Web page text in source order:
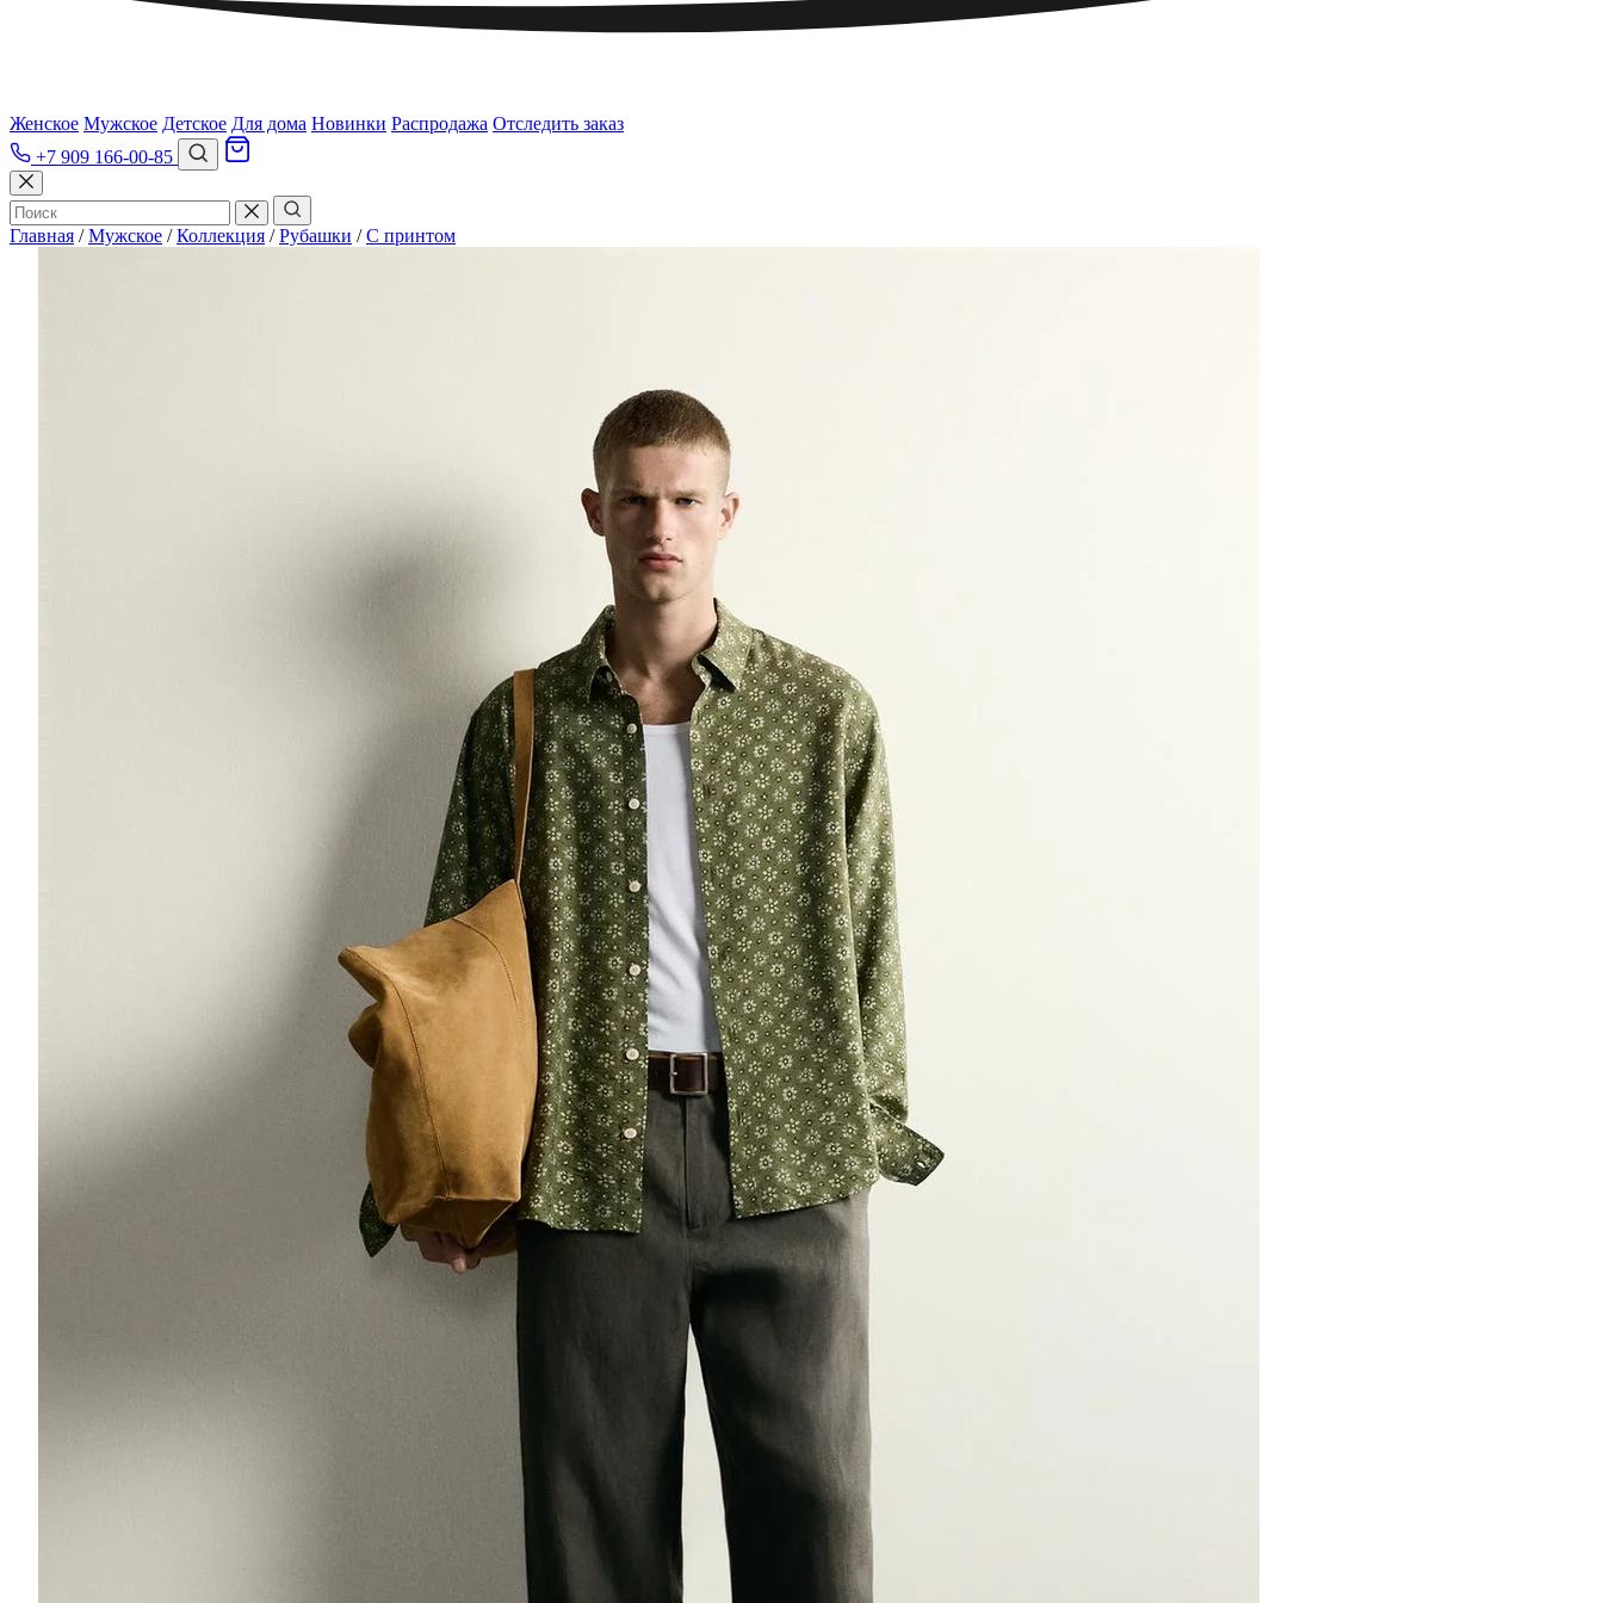
Женское Мужское Детское Для дома Новинки Распродажа Отследить заказ
+7 909 166-00-85
Главная / Мужское / Коллекция / Рубашки / С принтом